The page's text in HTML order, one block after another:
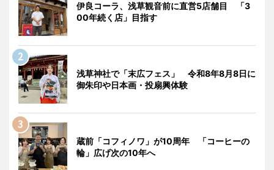
伊良コーラ、浅草観音前に直営5店舗目 「3
00年続く店」目指す
浅草神社で「末広フェス」 令和8年8月8日に
御朱印や日本画・投扇興体験
蔵前「コフィノワ」が10周年 「コーヒーの
輪」広げ次の10年へ